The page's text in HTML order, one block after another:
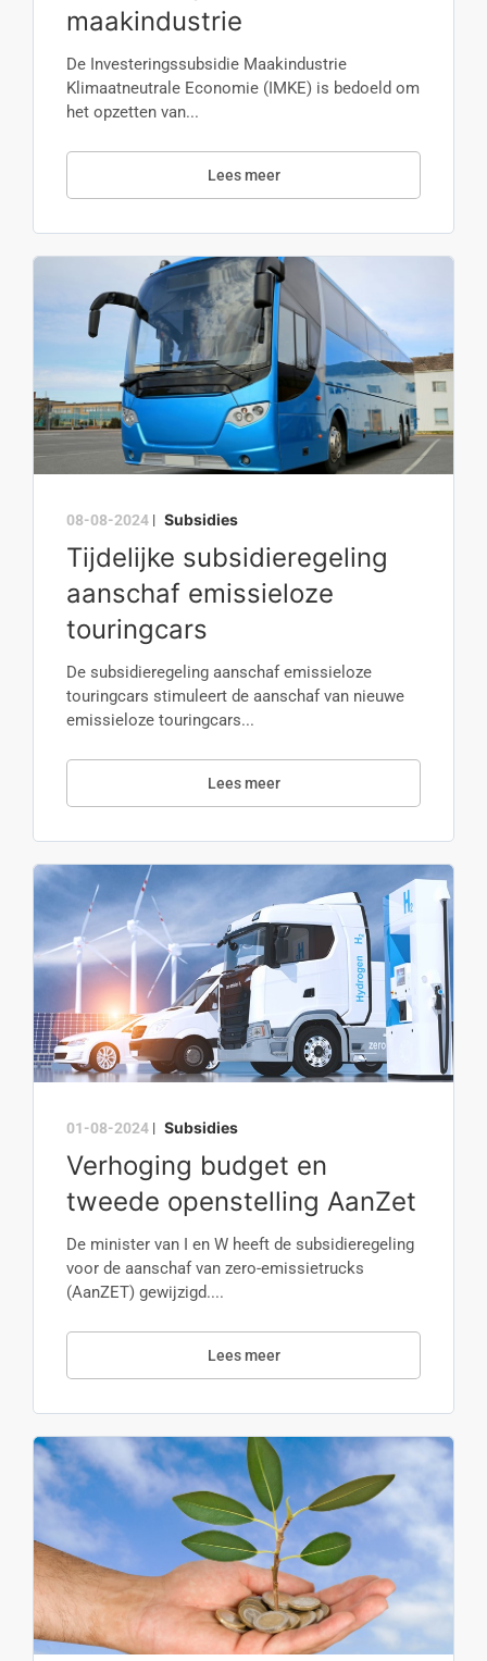
maakindustrie
De Investeringssubsidie Maakindustrie
Klimaatneutrale Economie (IMKE) is bedoeld om
het opzetten van...
Lees meer
08-08-2024 | Subsidies
Tijdelijke subsidieregeling
aanschaf emissieloze
touringcars
De subsidieregeling aanschaf emissieloze
touringcars stimuleert de aanschaf van nieuwe
emissieloze touringcars...
Lees meer
01-08-2024 | Subsidies
Verhoging budget en
tweede openstelling AanZet
De minister van I en W heeft de subsidieregeling
voor de aanschaf van zero-emissietrucks
(AanZET) gewijzigd....
Lees meer